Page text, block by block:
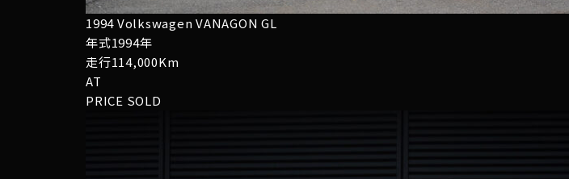
1994 Volkswagen VANAGON GL
年式1994年
走行114,000Km
AT
PRICE SOLD